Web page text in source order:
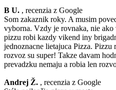
B U. , recenzia z Google
Som zakaznik roky. A musim
vyborna. Vzdy je rovnaka, nie
pizzu robi kazdy vikend iny
jednoznacne lietajuca Pizza.
rozvoz su super! Takze davam
prevadzku nemaju a robia len
Andrej Ž. , recenzia z Google